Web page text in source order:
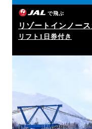
で飛ぶ
リゾートインノー
リフト1日券付き